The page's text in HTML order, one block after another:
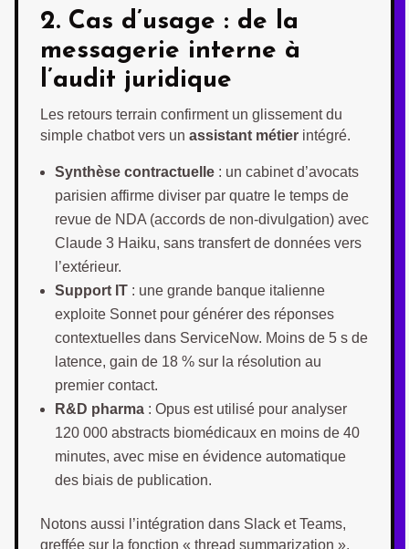
2. Cas d’usage : de la
messagerie interne à
l’audit juridique
Les retours terrain confirment un glissement du
simple chatbot vers un assistant métier intégré.
Synthèse contractuelle : un cabinet d’avocats
parisien affirme diviser par quatre le temps de
revue de NDA (accords de non-divulgation) avec
Claude 3 Haiku, sans transfert de données vers
l’extérieur.
Support IT : une grande banque italienne
exploite Sonnet pour générer des réponses
contextuelles dans ServiceNow. Moins de 5 s de
latence, gain de 18 % sur la résolution au
premier contact.
R&D pharma : Opus est utilisé pour analyser
120 000 abstracts biomédicaux en moins de 40
minutes, avec mise en évidence automatique
des biais de publication.
Notons aussi l’intégration dans Slack et Teams,
greffée sur la fonction « thread summarization ».